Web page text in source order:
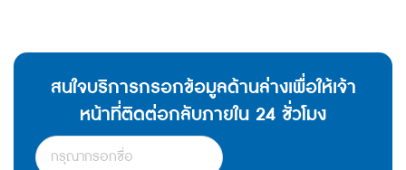
สนใจบริการกรอกข้อมูลด้านล่างเพื่อให้เจ้า
หน้าที่ติดต่อกลับภายใน 24 ชั่วโมง